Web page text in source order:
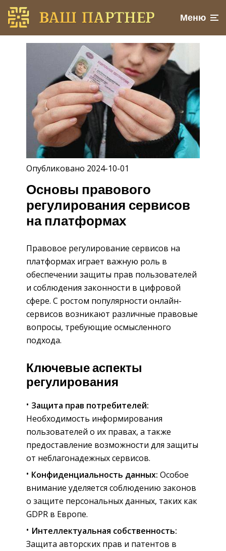
Меню
Опубликовано 2024-10-01
Основы правового
регулирования сервисов
на платформах
Правовое регулирование сервисов на
платформах играет важную роль в
обеспечении защиты прав пользователей
и соблюдения законности в цифровой
сфере. С ростом популярности онлайн-
сервисов возникают различные правовые
вопросы, требующие осмысленного
подхода.
Ключевые аспекты
регулирования
Защита прав потребителей:
Необходимость информирования
пользователей о их правах, а также
предоставление возможности для защиты
от неблагонадежных сервисов.
Конфиденциальность данных: Особое
внимание уделяется соблюдению законов
о защите персональных данных, таких как
GDPR в Европе.
Интеллектуальная собственность:
Защита авторских прав и патентов в